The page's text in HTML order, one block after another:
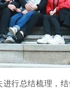
行总结梳理，